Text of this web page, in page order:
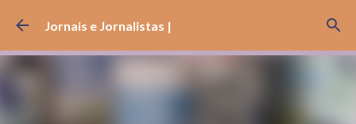
Pular para o conteúdo principal
Jornais e Jornalistas |